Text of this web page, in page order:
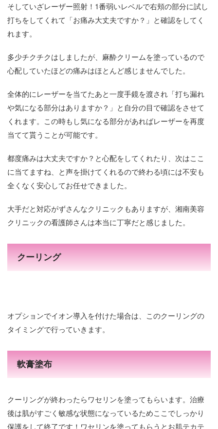
そしていざレーザー照射！1番弱いレベルで右頬の部分に試し
打ちをしてくれて「お痛み大丈夫ですか？」と確認をしてく
れます。
多少チクチクはしましたが、麻酔クリームを塗っているので
心配していたほどの痛みはほとんど感じませんでした。
全体的にレーザーを当てたあと一度手鏡を渡され「打ち漏れ
や気になる部分はありますか？」と自分の目で確認をさせて
くれます。この時もし気になる部分があればレーザーを再度
当てて貰うことが可能です。
都度痛みは大丈夫ですか？と心配をしてくれたり、次はここ
に当てますね、と声を掛けてくれるので終わる頃には不安も
全くなく安心してお任せできました。
大手だと対応がずさんなクリニックもありますが、湘南美容
クリニックの看護師さんは本当に丁寧だと感じました。
クーリング
オプションでイオン導入を付けた場合は、このクーリングの
タイミングで行っていきます。
軟膏塗布
クーリングが終わったらワセリンを塗ってもらいます。治療
後は肌がすごく敏感な状態になっているためここでしっかり
保護をして終了です！ワセリンを塗ってもらうとお肌テカテ